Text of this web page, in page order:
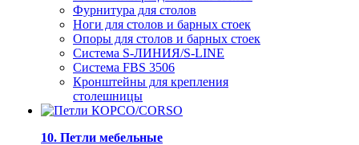
Фурнитура для столов
Ноги для столов и барных стоек
Опоры для столов и барных стоек
Система S-ЛИНИЯ/S-LINE
Система FBS 3506
Кронштейны для крепления
столешницы
10. Петли мебельные